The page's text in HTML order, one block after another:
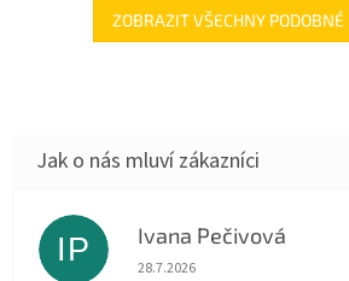
ZOBRAZIT VŠECHNY PODOBNÉ
IP Ivana Pečivová
Hodnocení obchodu je 5 z 5
28.7.2026